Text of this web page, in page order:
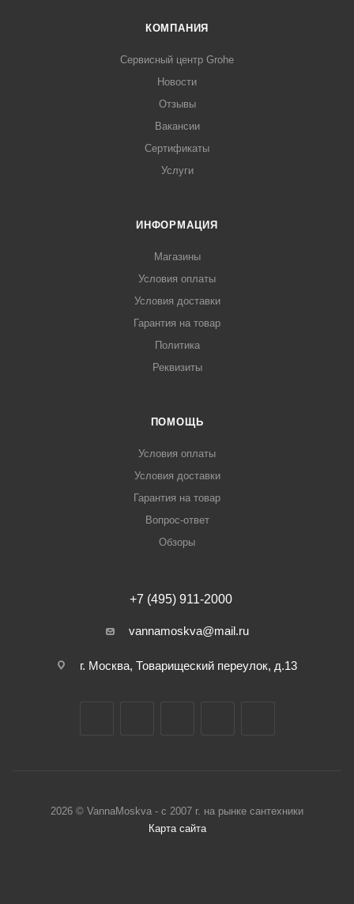
КОМПАНИЯ
Сервисный центр Grohe
Новости
Отзывы
Вакансии
Сертификаты
Услуги
ИНФОРМАЦИЯ
Магазины
Условия оплаты
Условия доставки
Гарантия на товар
Политика
Реквизиты
ПОМОЩЬ
Условия оплаты
Условия доставки
Гарантия на товар
Вопрос-ответ
Обзоры
+7 (495) 911-2000
vannamoskva@mail.ru
г. Москва, Товарищеский переулок, д.13
2026 © VannaMoskva - с 2007 г. на рынке сантехники
Карта сайта